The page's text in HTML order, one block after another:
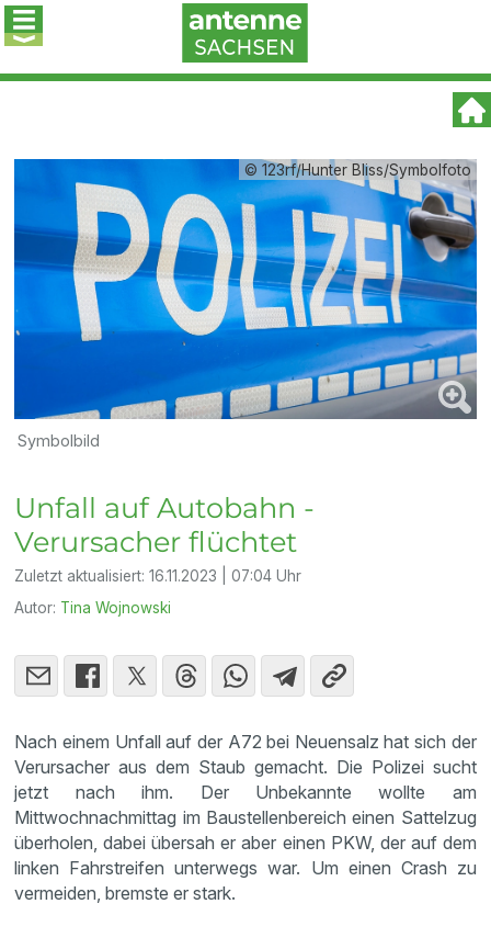
© 123rf/Hunter Bliss/Symbolfoto
Symbolbild
Unfall auf Autobahn -
Verursacher flüchtet
Zuletzt aktualisiert:16.11.2023 | 07:04 Uhr
Autor: Tina Wojnowski
Nach einem Unfall auf der A72 bei Neuensalz hat sich der
Verursacher aus dem Staub gemacht. Die Polizei sucht
jetzt nach ihm. Der Unbekannte wollte am
Mittwochnachmittag im Baustellenbereich einen Sattelzug
überholen, dabei übersah er aber einen PKW, der auf dem
linken Fahrstreifen unterwegs war. Um einen Crash zu
vermeiden, bremste er stark.